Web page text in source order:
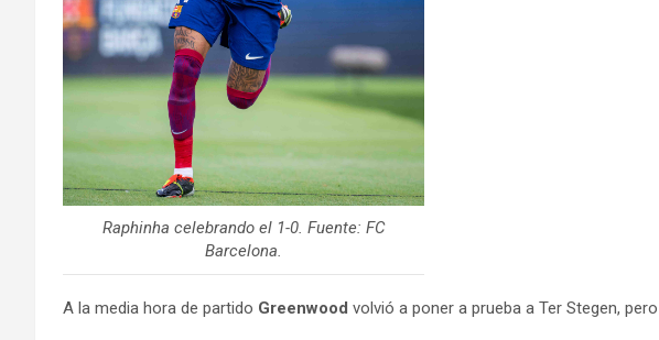
Raphinha celebrando el 1-0. Fuente: FC
Barcelona.
A la media hora de partido Greenwood volvió a poner a prueba a Ter Stegen,